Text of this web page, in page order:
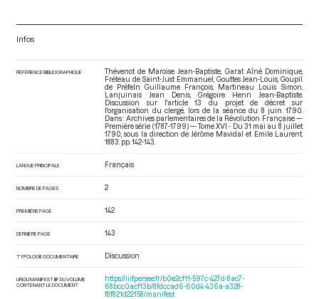
Infos
RÉFÉRENCE BIBLIOGRAPHIQUE
Thévenot de Maroise Jean-Baptiste, Garat Aîné Dominique,
Fréteau de Saint-Just Emmanuel, Gouttes Jean-Louis, Goupil
de Préfeln Guillaume François, Martineau Louis Simon,
Lanjuinais Jean Denis, Grégoire Henri Jean-Baptiste.
Discussion sur l'article 13 du projet de décret sur
l'organisation du clergé, lors de la séance du 8 juin 1790.
Dans : Archives parlementaires de la Révolution Française —
Première série (1787-1799) — Tome XVI - Du 31 mai au 8 juillet
1790 , sous la direction de Jérôme Mavidal et Emile Laurent.
1883. pp. 142-143.
LANGUE PRINCIPALE Français
NOMBRE DE PAGES 2
PREMIÈRE PAGE 142
DERNIÈRE PAGE 143
TYPOLOGIE DOCUMENTAIRE Discussion
URI DU MANIFEST IIIF DU VOLUME
CONTENANT LE DOCUMENT
https://iiif.persee.fr/b0e2cf11-597c-427d-8ac7-
68bcc0acf13b/8fdccad6-60d4-436a-a328-
f8f821d22158/manifest